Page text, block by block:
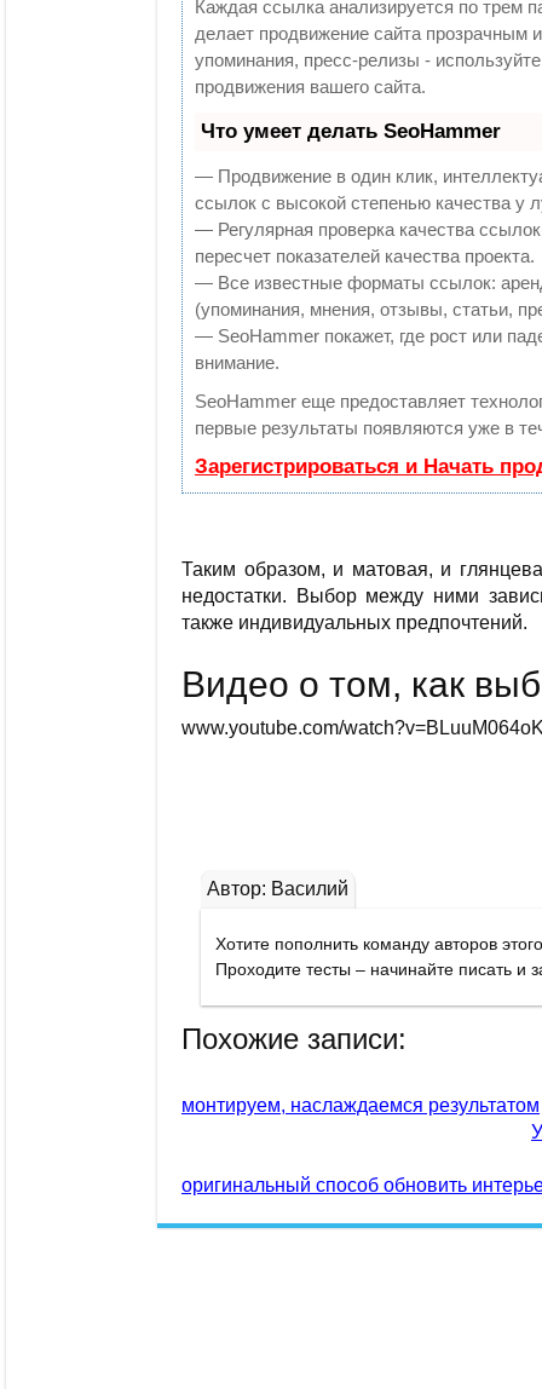
Каждая ссылка анализируется по трем
делает продвижение сайта прозрачным
упоминания, пресс-релизы -
продвижения вашего сайта.
Что умеет делать SeoHammer
— Продвижение в один клик,
ссылок с высокой степенью качества у
— Регулярная проверка качества
пересчет показателей качества проекта.
— Все известные форматы ссылок:
(упоминания, мнения, отзывы, статьи,
— SeoHammer покажет, где рост или
внимание.
SeoHammer еще предоставляет
первые результаты появляются уже в
Зарегистрироваться и Начать
Таким образом, и матовая, и
недостатки. Выбор между ними
также индивидуальных предпочтений.
Видео о том, как
www.youtube.com/
Автор: Василий
Похожие записи:
монтируем, наслаждаемся результатом
оригинальный способ обновить